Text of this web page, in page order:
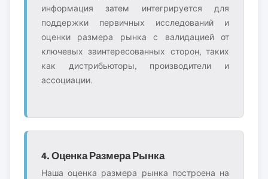
информация затем интегрируется для
поддержки первичных исследований и
оценки размера рынка с валидацией от
ключевых заинтересованных сторон, таких
как дистрибьюторы, производители и
ассоциации.
4. Оценка Размера Рынка
Наша оценка размера рынка построена на